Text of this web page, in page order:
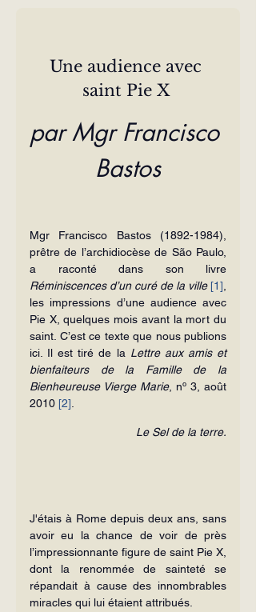
Une audience avec
saint Pie X
par Mgr Francisco
Bastos
Mgr Francisco Bastos (1892-1984),
prêtre de l’archidiocèse de São Paulo,
Réminiscences d’un curé de la ville [1]
les impressions d’une audience avec
Pie X, quelques mois avant la mort du
saint. C’est ce texte que nous publions
ici. Il est tiré de la Lettre aux amis et
bienfaiteurs de la Famille de la
Bienheureuse Vierge Marie, nº 3, août
2010 [2]
Le Sel de la terre.
J'étais à Rome depuis deux ans, sans
avoir eu la chance de voir de près
l’impressionnante figure de saint Pie X,
dont la renommée de sainteté se
répandait à cause des innombrables
miracles qui lui étaient attribués.